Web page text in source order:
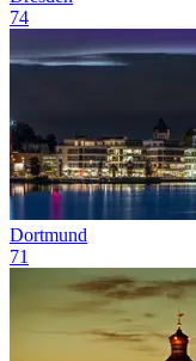
74
Dortmund
71